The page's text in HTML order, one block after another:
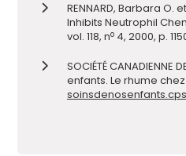
RENNARD, Barbara O.
Inhibits Neutrophil
vol. 118, no 4, 2000, p.
SOCIÉTÉ CANADIENNE
enfants. Le rhume